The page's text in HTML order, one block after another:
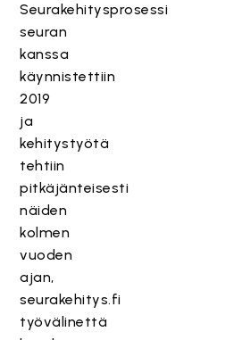
Seurakehitysprosessi
seuran
kanssa
käynnistettiin
2019
ja
kehitystyötä
tehtiin
pitkäjänteisesti
näiden
kolmen
vuoden
ajan,
seurakehitys.fi
työvälinettä